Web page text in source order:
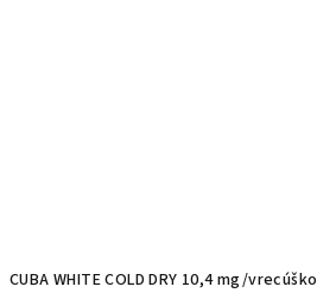
CUBA WHITE COLD DRY 10,4 mg/vrecúško